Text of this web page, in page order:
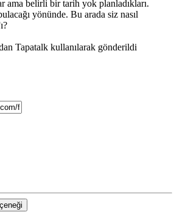
ama belirli bir tarih yok planladıkları.
yönünde. Bu arada siz nasıl
Tapatalk kullanılarak gönderildi